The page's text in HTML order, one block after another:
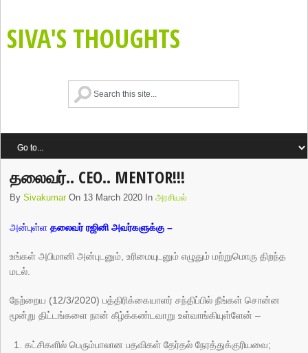
SIVA'S THOUGHTS
தலைவர்.. CEO.. MENTOR!!!
BySivakumarOn 13 March 2020 Inஅரசியல்
அன்புள்ள தலைவர் ரஜினி அவர்களுக்கு –
உங்கள் அபிமானி அன்புடனும், உரிமையுடனும் எழுதும் மற்றுமொரு திறந்த
மடல்.
நேற்றைய (12/3/2020) பத்திரிக்கையாளர் சந்திப்பில் நீங்கள் சொன்ன
மூன்று திட்டங்களை நான் கீழ்க்கண்டவாறு உள்வாங்கியுள்ளேன் –
கட்சிகளில் பெரும்பாலான பதவிகள் தேர்தல் நேரத்துக்குரியவை;